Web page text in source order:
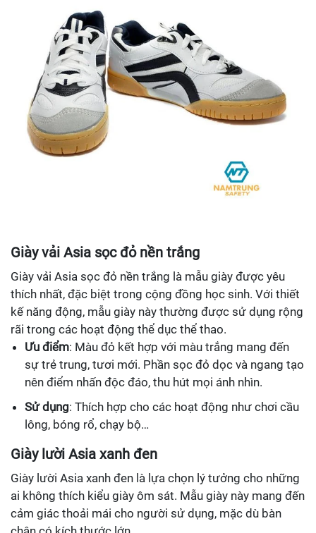
Giày vải Asia sọc đỏ nền trắng
Giày vải Asia sọc đỏ nền trắng là mẫu giày được yêu
thích nhất, đặc biệt trong cộng đồng học sinh. Với thiết
kế năng động, mẫu giày này thường được sử dụng rộng
rãi trong các hoạt động thể dục thể thao.
Ưu điểm: Màu đỏ kết hợp với màu trắng mang đến
sự trẻ trung, tươi mới. Phần sọc đỏ dọc và ngang tạo
nên điểm nhấn độc đáo, thu hút mọi ánh nhìn.
Sử dụng: Thích hợp cho các hoạt động như chơi cầu
lông, bóng rổ, chạy bộ…
Giày lười Asia xanh đen
Giày lười Asia xanh đen là lựa chọn lý tưởng cho những
ai không thích kiểu giày ôm sát. Mẫu giày này mang đến
cảm giác thoải mái cho người sử dụng, mặc dù bàn